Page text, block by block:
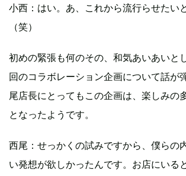
小西：はい。あ、これから流行らせたい
（笑）
初めの緊張も何のその、和気あいあいと
回のコラボレーション企画について話が
尾店長にとってもこの企画は、楽しみの
となったようです。
西尾：せっかくの試みですから、僕らの
い発想が欲しかったんです。お店にいる